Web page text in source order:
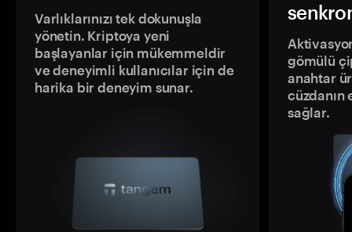
Varlıklarınızı tek dokunuşla
yönetin. Kriptoya yeni
başlayanlar için mükemmeldir
ve deneyimli kullanıcılar için de
harika bir deneyim sunar.
gömülü
anahtar
sağlar.